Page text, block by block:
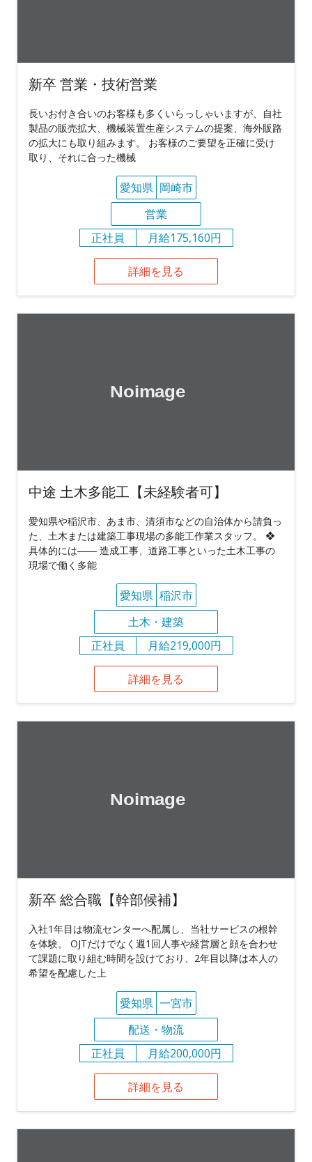
新卒 営業・技術営業
長いお付き合いのお客様も多くいらっしゃいますが、自社
製品の販売拡大、機械装置生産システムの提案、海外販路
の拡大にも取り組みます。 お客様のご要望を正確に受け
取り、それに合った機械
愛知県 岡崎市
営業
正社員
月給175,160円
詳細を見る
中途 土木多能工【未経験者可】
愛知県や稲沢市、あま市、清須市などの⾃治体から請負っ
た、⼟⽊または建築⼯事現場の多能工作業スタッフ。 ❖
具体的には―― 造成⼯事、道路⼯事といった⼟⽊⼯事の
現場で働く多能
愛知県 稲沢市
土木・建築
正社員
月給219,000円
詳細を見る
新卒 総合職【幹部候補】
入社1年目は物流センターへ配属し、当社サービスの根幹
を体験。 OJTだけでなく週1回人事や経営層と顔を合わせ
て課題に取り組む時間を設けており、2年目以降は本人の
希望を配慮した上
愛知県 一宮市
配送・物流
正社員
月給200,000円
詳細を見る